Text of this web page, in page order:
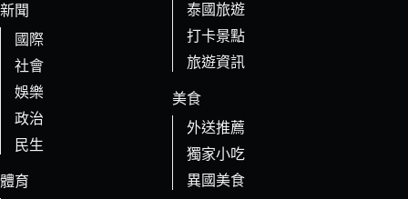
新聞
國際
社會
娛樂
政治
民生
體育
泰國旅遊
打卡景點
旅遊資訊
美食
外送推薦
獨家小吃
異國美食